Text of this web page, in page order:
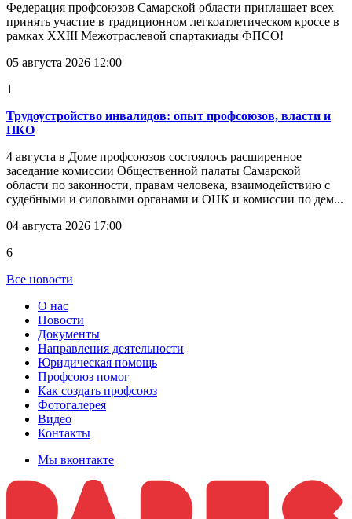
Федерация профсоюзов Самарской области приглашает всех
принять участие в традиционном легкоатлетическом кроссе в
рамках XXIII Межотраслевой спартакиады ФПСО!
05 августа 2026 12:00
1
Трудоустройство инвалидов: опыт профсоюзов, власти и
НКО
4 августа в Доме профсоюзов состоялось расширенное
заседание комиссии Общественной палаты Самарской
области по законности, правам человека, взаимодействию с
судебными и силовыми органами и ОНК и комиссии по дем...
04 августа 2026 17:00
6
Все новости
О нас
Новости
Документы
Направления деятельности
Юридическая помощь
Профсоюз помог
Как создать профсоюз
Фотогалерея
Видео
Контакты
Мы вконтакте